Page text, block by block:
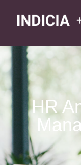
HR